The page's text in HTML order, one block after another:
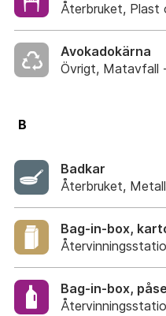
Återbruket, Plast
Avokadokärna
Övrigt, Matavfall
B
Badkar
Återbruket,
Bag-in-box,
Bag-in-box,